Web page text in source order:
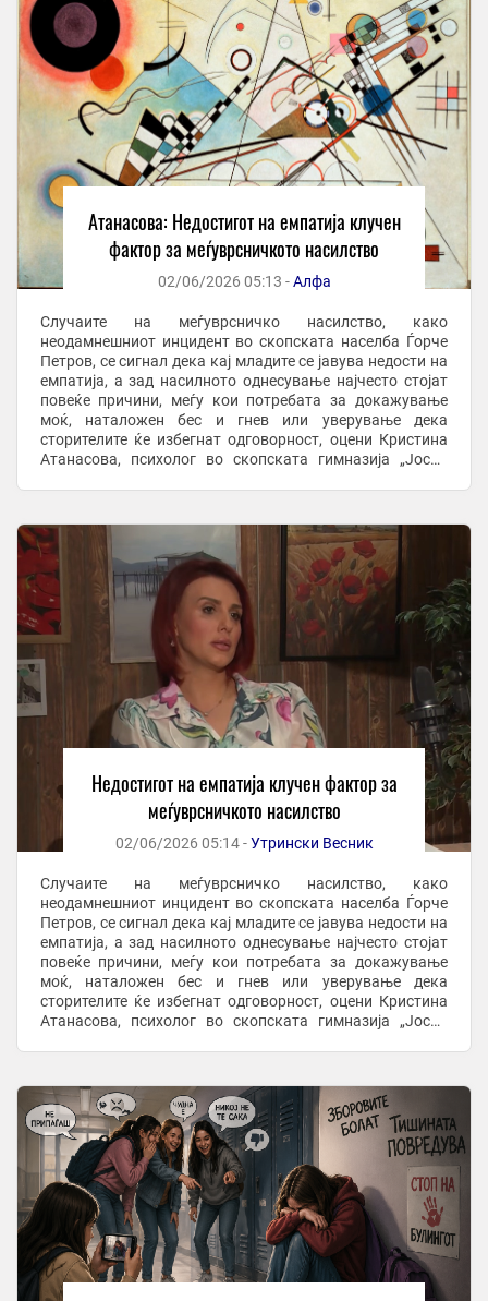
Атанасова: Недостигот на емпатија клучен
фактор за меѓуврсничкото насилство
02/06/2026 05:13 -Алфа
Случаите на меѓуврсничко насилство, како
неодамнешниот инцидент во скопската населба Ѓорче
Петров, се сигнал дека кај младите се јавува недости на
емпатија, а зад насилното однесување најчесто стојат
повеќе причини, меѓу кои потребата за докажување
моќ, наталожен бес и гнев или уверување дека
сторителите ќе избегнат одговорност, оцени Кристина
Атанасова, психолог во скопската гимназија „Јосип
Недостигот на емпатија клучен фактор за
меѓуврсничкото насилство
02/06/2026 05:14 -Утрински Весник
Случаите на меѓуврсничко насилство, како
неодамнешниот инцидент во скопската населба Ѓорче
Петров, се сигнал дека кај младите се јавува недости на
емпатија, а зад насилното однесување најчесто стојат
повеќе причини, меѓу кои потребата за докажување
моќ, наталожен бес и гнев или уверување дека
сторителите ќе избегнат одговорност, оцени Кристина
Атанасова, психолог во скопската гимназија „Јосип